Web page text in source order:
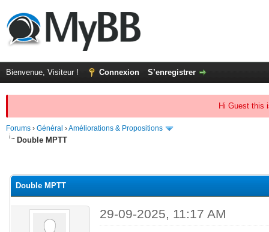
Bienvenue, Visiteur ! Connexion S’enregistrer
Hi Guest this
Forums › Général ›Améliorations & Propositions
Double MPTT
Double MPTT
29-09-2025, 11:17 AM